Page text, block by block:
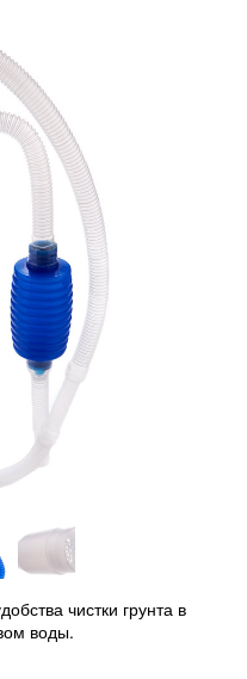
чистки грунта в
воды.